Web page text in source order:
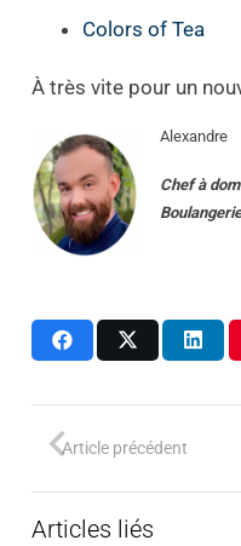
Colors of Tea
À très vite pour un
Alexandre
Chef à
Article précédent
Articles liés